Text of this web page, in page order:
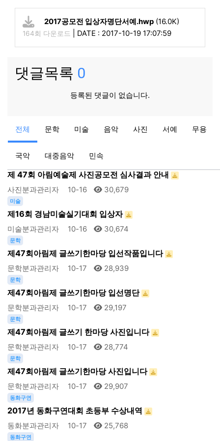
2017공모전 입상자명단서예.hwp (16.0K)
164회 다운로드 DATE : 2017-10-19 17:07:59
댓글목록 0
등록된 댓글이 없습니다.
전체 문학 미술 음악 사진 서예 무용
국악 대중음악 민속
제12회 아림예술제 아림영상제 사진3
영상분과관리자 10-16
제 47회 아림예술제 사진공모전 심사결과 안내
사진분과관리자 10-16 30,679
미술
제16회 경남미술실기대회 입상자
미술분과관리자 10-16 30,674
문학
제47회아림제 글쓰기한마당 입선작품입니다
문학분과관리자 10-17 28,939
문학
제47회아림제 글쓰기한마당 입선명단
문학분과관리자 10-17 29,197
문학
제47회아림제 글쓰기 한마당 사진입니다
문학분과관리자 10-17 28,774
문학
제47회아림제 글쓰기한마당 사진입니다
문학분과관리자 10-17 29,907
동화구연
2017년 동화구연대회 초등부 수상내역
동화분과관리자 10-17 25,768
동화구연